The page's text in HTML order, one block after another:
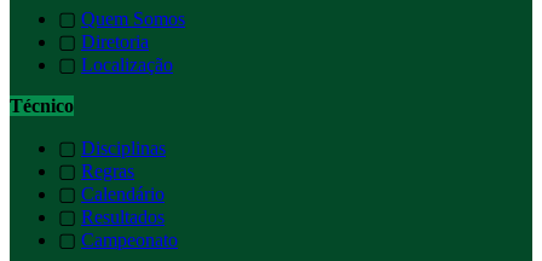
▢ Quem Somos
▢ Diretoria
▢ Localização
Técnico
▢ Disciplinas
▢ Regras
▢ Calendário
▢ Resultados
▢ Campeonato